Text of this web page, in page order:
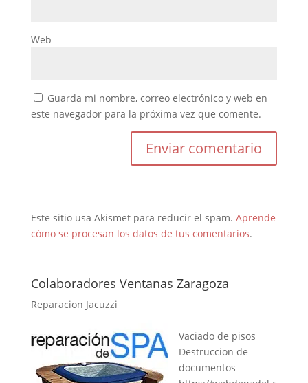
Web
Guarda mi nombre, correo electrónico y web en
este navegador para la próxima vez que comente.
Este sitio usa Akismet para reducir el spam. Aprende
cómo se procesan los datos de tus comentarios.
Colaboradores Ventanas Zaragoza
Reparacion Jacuzzi
Vaciado de pisos
Destruccion de
documentos